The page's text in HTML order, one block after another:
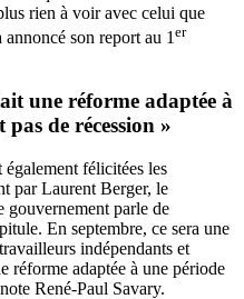
rien à voir avec celui que
son report au 1 er
une réforme adaptée à
pas de récession »
félicitées les
par Laurent Berger, le
gouvernement parle de
En septembre, ce sera une
indépendants et
réforme adaptée à une période
René-Paul Savary.